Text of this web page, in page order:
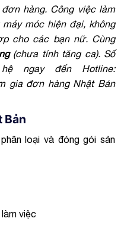
hàng. Công việc làm
móc hiện đại, không
cho các bạn nữ. Cùng
(chưa tính tăng ca). Số
ngay đến Hotline:
gia đơn hàng Nhật Bản
Bản
loại và đóng gói sản
việc